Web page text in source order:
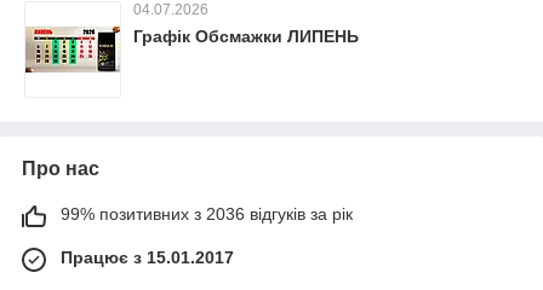
04.07.2026
Графік Обсмажки ЛИПЕНЬ
Про нас
99% позитивних з 2036 відгуків за рік
Працює з 15.01.2017